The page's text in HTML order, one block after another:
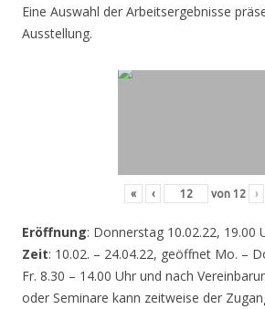
Eine Auswahl der Arbeitsergebnisse
Ausstellung.
« ‹ von 12 ›
Eröffnung: Donnerstag 10.02.22, 19.00
Zeit: 10.02. – 24.04.22, geöffnet Mo. –
Fr. 8.30 – 14.00 Uhr und nach
oder Seminare kann zeitweise der